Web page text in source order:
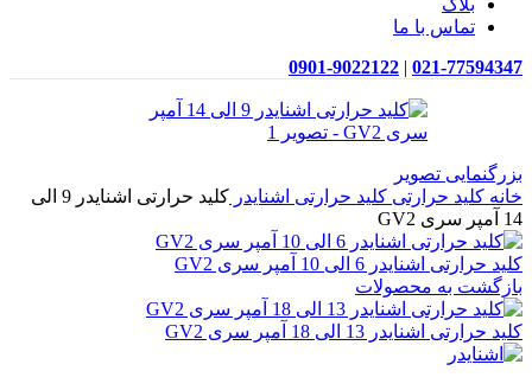
بلاگ
تماس با ما
021-77594347
|
0901-9022122
بزرگنمایی تصویر
خانه کلید حرارتی کلید حرارتی اشنایدر
کلید حرارتی اشنایدر 9 الی
14 آمپر سری GV2
کلید حرارتی اشنایدر 6 الی 10 آمپر سری GV2
بازگشت به محصولات
کلید حرارتی اشنایدر 13 الی 18 آمپر سری GV2